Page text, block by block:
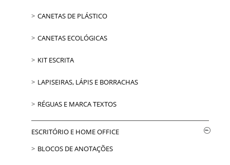
CANETAS DE PLÁSTICO
CANETAS ECOLÓGICAS
KIT ESCRITA
LAPISEIRAS, LÁPIS E BORRACHAS
RÉGUAS E MARCA TEXTOS
ESCRITÓRIO E HOME OFFICE
BLOCOS DE ANOTAÇÕES